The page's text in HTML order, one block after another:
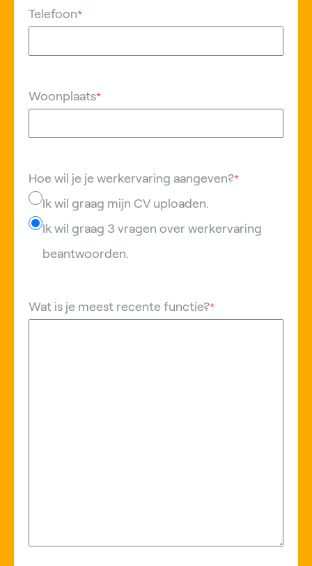
Telefoon*
Woonplaats*
Hoe wil je je werkervaring aangeven?*
Ik wil graag mijn CV uploaden.
Ik wil graag 3 vragen over werkervaring
beantwoorden.
Wat is je meest recente functie?*